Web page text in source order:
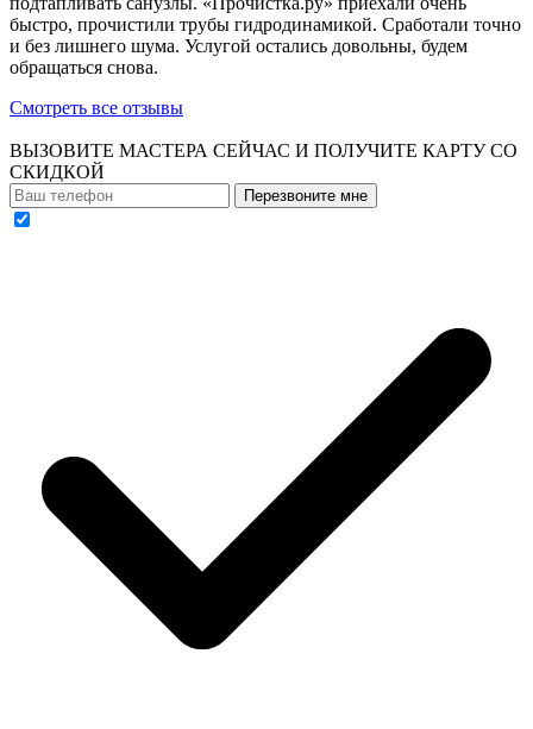
быстро, прочистили трубы гидродинамикой. Сработали точно
и без лишнего шума. Услугой остались довольны, будем
обращаться снова.
Смотреть все отзывы
ВЫЗОВИТЕ МАСТЕРА СЕЙЧАС И ПОЛУЧИТЕ КАРТУ СО
СКИДКОЙ
Перезвоните мне